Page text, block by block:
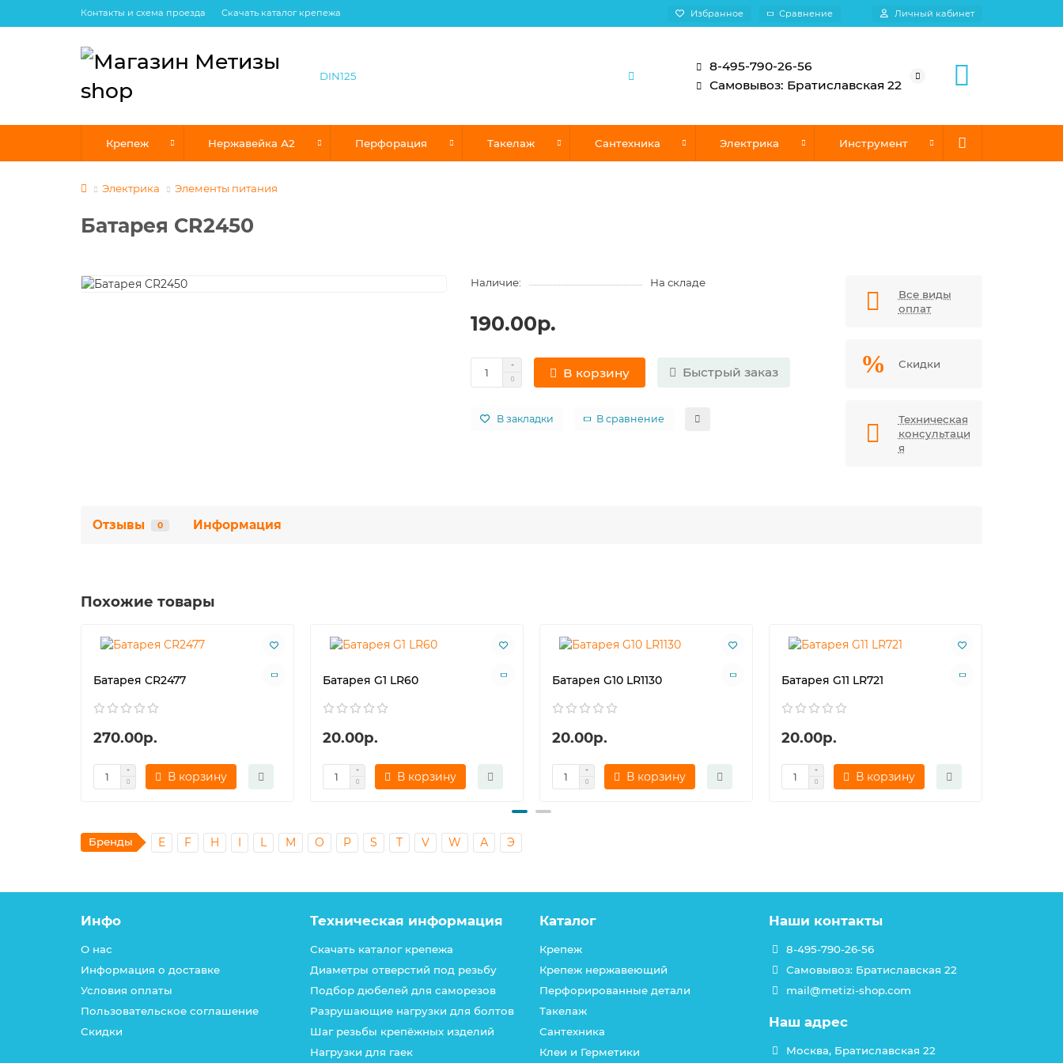
Контакты и схема проезда Скачать каталог крепежа Избранное Сравнение Личный кабинет
8-495-790-26-56
Самовывоз: Братиславская 22
Крепеж Нержавейка А2 Перфорация Такелаж Сантехника Электрика Инструмент
Электрика Элементы питания
Батарея CR2450
Наличие: На складе
190.00р.
В корзину Быстрый заказ
В закладки В сравнение
Все виды
оплат
Скидки
Техническая
консультаци
я
Отзывы 0 Информация
Похожие товары
Батарея CR2477
270.00р.
В корзину
Батарея G1 LR60
20.00р.
В корзину
Батарея G10 LR1130
20.00р.
В корзину
Батарея G11 LR721
20.00р.
В корзину
Бренды E F H I L M O P S T V W А Э
Инфо
О нас
Информация о доставке
Условия оплаты
Пользовательское соглашение
Скидки
Техническая информация
Скачать каталог крепежа
Диаметры отверстий под резьбу
Подбор дюбелей для саморезов
Разрушающие нагрузки для болтов
Шаг резьбы крепёжных изделий
Нагрузки для гаек
Каталог
Крепеж
Крепеж нержавеющий
Перфорированные детали
Такелаж
Сантехника
Клеи и Герметики
Наши контакты
8-495-790-26-56
Самовывоз: Братиславская 22
mail@metizi-shop.com
Наш адрес
Москва, Братиславская 22